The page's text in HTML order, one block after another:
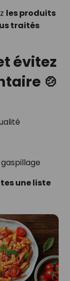
les produits
traités
évitez
🍲
une liste